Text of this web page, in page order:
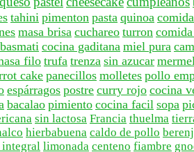
tahini pimenton pasta quinoa
masa brisa cuchareo turron
cocina gaditana miel pura
filotrufa trenza sin azucar
cakepanecillos molletes pollo
espárragos postre curry rojo cocina
bacalao pimiento cocina facil sopa
sin lactosa Francia thuelma
hierbabuena caldo de pollo
integral limonada centeno fiambre